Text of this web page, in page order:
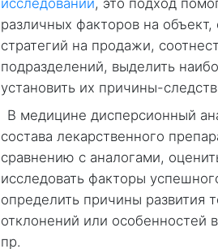
исследований, это подход
различных факторов на
стратегий на продажи,
подразделений, выделить
установить их причины-
В медицине дисперсионный
состава лекарственного
сравнению с аналогами,
исследовать факторы
определить причины развития
отклонений или особенностей
пр.